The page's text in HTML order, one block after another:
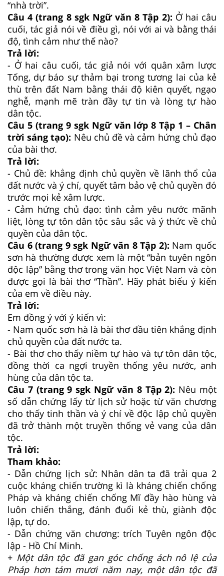
“nhà trời”.
Câu 4 (trang 8 sgk Ngữ văn 8 Tập 2): Ở hai câu
cuối, tác giả nói về điều gì, nói với ai và bằng thái
độ, tình cảm như thế nào?
Trả lời:
- Ở hai câu cuối, tác giả nói với quân xâm lược
Tống, dự báo sự thảm bại trong tương lai của kẻ
thù trên đất Nam bằng thái độ kiên quyết, ngạo
nghễ, mạnh mẽ tràn đầy tự tin và lòng tự hào
dân tộc.
Câu 5 (trang 9 sgk Ngữ văn lớp 8 Tập 1 – Chân
trời sáng tạo): Nêu chủ đề và cảm hứng chủ đạo
của bài thơ.
Trả lời:
- Chủ đề: khẳng định chủ quyền về lãnh thổ của
đất nước và ý chí, quyết tâm bảo vệ chủ quyền đó
trước mọi kẻ xâm lược.
- Cảm hứng chủ đạo: tình cảm yêu nước mãnh
liệt, lòng tự tôn dân tộc sâu sắc và ý thức về chủ
quyền của dân tộc.
Câu 6 (trang 9 sgk Ngữ văn 8 Tập 2): Nam quốc
sơn hà thường được xem là một “bản tuyên ngôn
độc lập” bằng thơ trong văn học Việt Nam và còn
được gọi là bài thơ “Thần”. Hãy phát biểu ý kiến
của em về điều này.
Trả lời:
Em đồng ý với ý kiến vì:
- Nam quốc sơn hà là bài thơ đầu tiên khẳng định
chủ quyền của đất nước ta.
- Bài thơ cho thấy niềm tự hào và tự tôn dân tộc,
đồng thời ca ngợi truyền thống yêu nước, anh
hùng của dân tộc ta.
Câu 7 (trang 9 sgk Ngữ văn 8 Tập 2): Nêu một
số dẫn chứng lấy từ lịch sử hoặc từ văn chương
cho thấy tinh thần và ý chí về độc lập chủ quyền
đã trở thành một truyền thống vẻ vang của dân
tộc.
Trả lời:
Tham khảo:
- Dẫn chứng lịch sử: Nhân dân ta đã trải qua 2
cuộc kháng chiến trường kì là kháng chiến chống
Pháp và kháng chiến chống Mĩ đầy hào hùng và
luôn chiến thắng, đánh đuổi kẻ thù, giành độc
lập, tự do.
- Dẫn chứng văn chương: trích Tuyên ngôn độc
lập - Hồ Chí Minh.
+ Một dân tộc đã gan góc chống ách nô lệ của
Pháp hơn tám mươi năm nay, một dân tộc đã